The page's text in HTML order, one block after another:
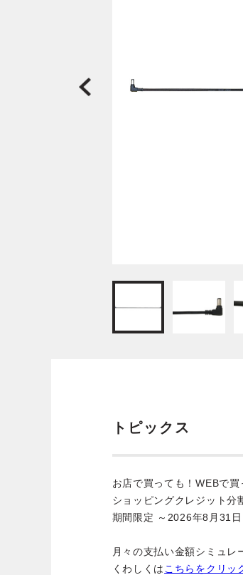
トピックス
お店で買っても！WEBで
ショッピングクレジット分
期間限定 ～2026年8月31
月々の支払い金額シミュレ
くわしくは こちらをクリッ